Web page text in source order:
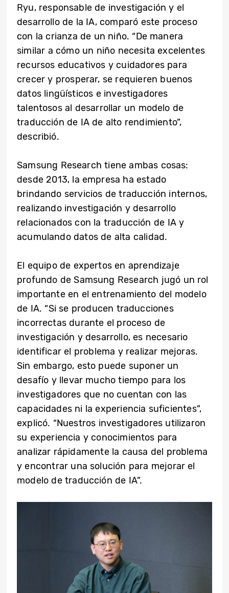
Ryu, responsable de investigación y el
desarrollo de la IA, comparó este proceso
con la crianza de un niño. “De manera
similar a cómo un niño necesita excelentes
recursos educativos y cuidadores para
crecer y prosperar, se requieren buenos
datos lingüísticos e investigadores
talentosos al desarrollar un modelo de
traducción de IA de alto rendimiento”,
describió.
Samsung Research tiene ambas cosas:
desde 2013, la empresa ha estado
brindando servicios de traducción internos,
realizando investigación y desarrollo
relacionados con la traducción de IA y
acumulando datos de alta calidad.
El equipo de expertos en aprendizaje
profundo de Samsung Research jugó un rol
importante en el entrenamiento del modelo
de IA. “Si se producen traducciones
incorrectas durante el proceso de
investigación y desarrollo, es necesario
identificar el problema y realizar mejoras.
Sin embargo, esto puede suponer un
desafío y llevar mucho tiempo para los
investigadores que no cuentan con las
capacidades ni la experiencia suficientes”,
explicó. “Nuestros investigadores utilizaron
su experiencia y conocimientos para
analizar rápidamente la causa del problema
y encontrar una solución para mejorar el
modelo de traducción de IA”.